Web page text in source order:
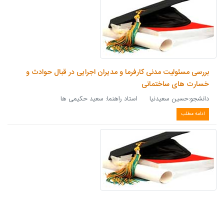
بررسی مسئولیت مدنی کارفرما و مدیران اجرایی در قبال حوادث و
خسارت های ساختمانی
دانشجو:حسین سعیدنیا استاد راهنما: سعید حکیمی ها
ادامه مطلب